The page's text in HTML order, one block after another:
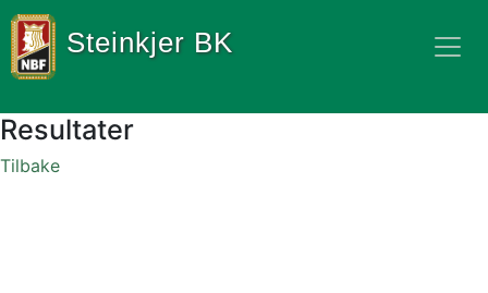
Steinkjer BK
Resultater
Tilbake